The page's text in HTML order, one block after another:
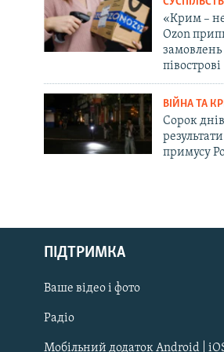
Русский
Qırımtatar
ДОЛУЧАЙСЯ!
«Крим –
Ozon
півострові
ВІЙНА ТА
Сорок
примусу
ПІДТРИМКА
Ваше відео і фото
Радіо
Мобільний додаток Android |